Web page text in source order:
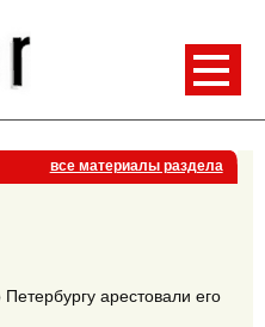
все материалы раздела
арестовали его